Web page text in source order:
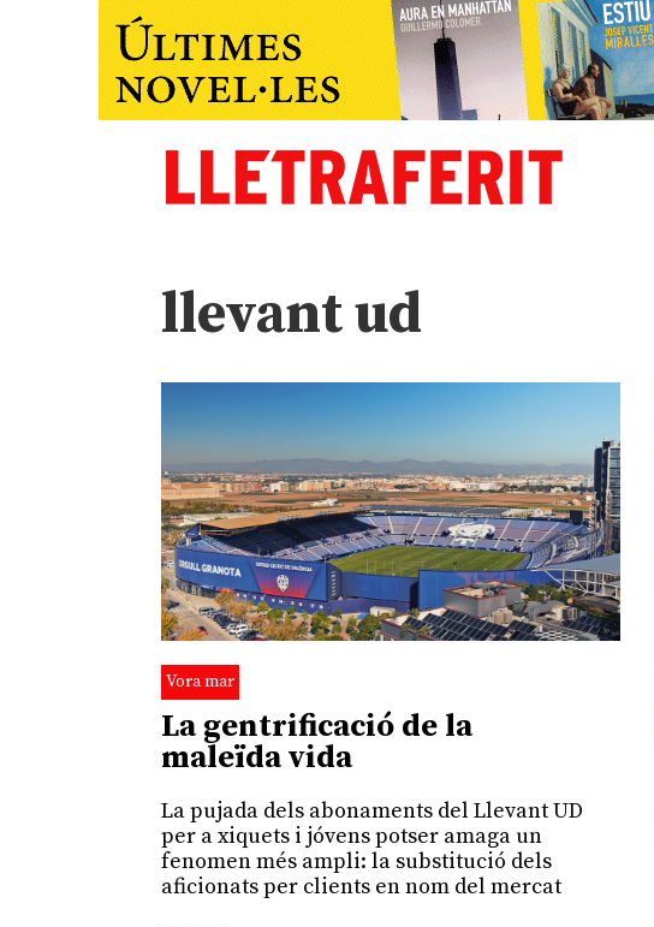
llevant ud
Vora mar
La gentrificació de la
maleïda vida
La pujada dels abonaments del Llevant UD
per a xiquets i jóvens potser amaga un
fenomen més ampli: la substitució dels
aficionats per clients en nom del mercat